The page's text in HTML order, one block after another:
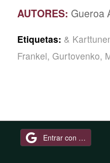
AUTORES: Gueroa
Etiquetas: &
Frankel, Gurtovenko,
Entrar con Google